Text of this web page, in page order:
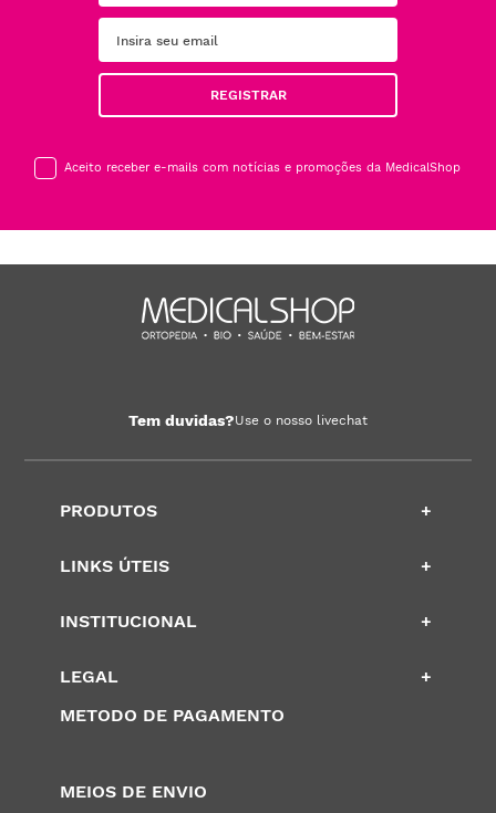
REGISTRAR
Aceito receber e-mails com notícias e promoções da MedicalShop
Tem duvidas?Use o nosso livechat
PRODUTOS +
LINKS ÚTEIS +
INSTITUCIONAL +
LEGAL
+
METODO DE PAGAMENTO
MEIOS DE ENVIO